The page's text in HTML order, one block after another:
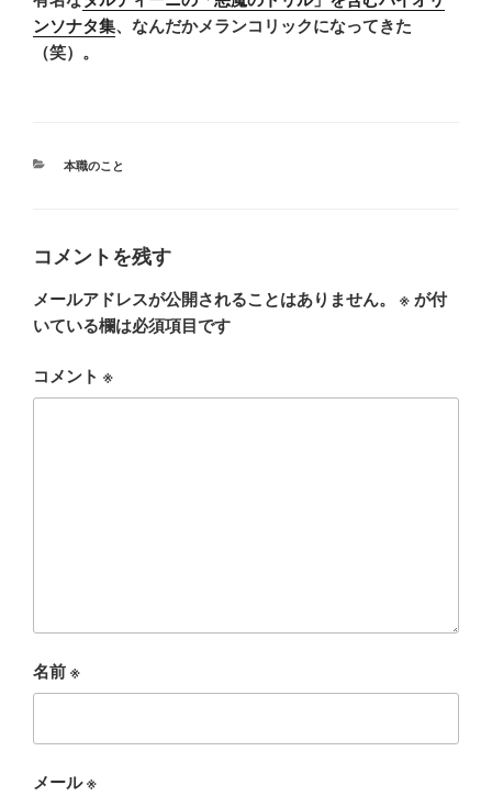
ンソナタ集、なんだかメランコリックになってきた
（笑）。
カ
ー
本職のこと
コメントを残す
メールアドレスが公開されることはありません。 ※が付
いている欄は必須項目です
コメント ※
名前※
メール※